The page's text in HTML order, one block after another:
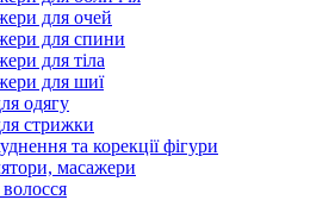
для очей
для спини
для тіла
для шиї
одягу
стрижки
та корекції фігури
масажери